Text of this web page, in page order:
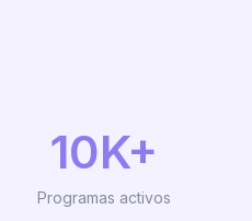
10K+
Programas activos